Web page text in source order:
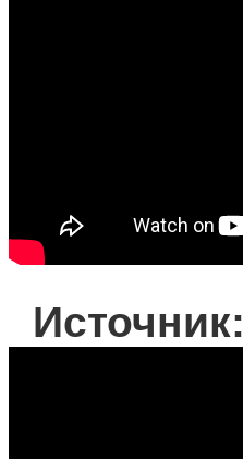
Источник: